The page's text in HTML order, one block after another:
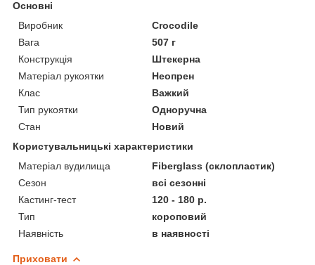
Основні
Виробник
Crocodile
Вага
507 г
Конструкція
Штекерна
Матеріал рукоятки
Неопрен
Клас
Важкий
Тип рукоятки
Одноручна
Стан
Новий
Користувальницькі характеристики
Матеріал вудилища
Fiberglass (склопластик)
Сезон
всі сезонні
Кастинг-тест
120 - 180 р.
Тип
короповий
Наявність
в наявності
Приховати